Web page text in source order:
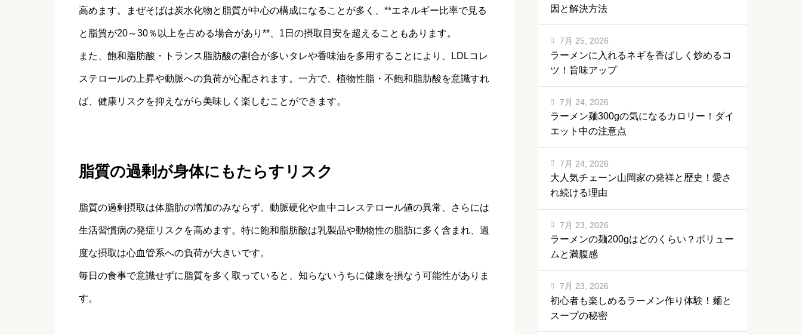
高めます。まぜそばは炭水化物と脂質が中心の構成になることが多く、**エネルギー比率で見る
と脂質が20～30％以上を占める場合があり**、1日の摂取目安を超えることもあります。
また、飽和脂肪酸・トランス脂肪酸の割合が多いタレや香味油を多用することにより、LDLコレ
ステロールの上昇や動脈への負荷が心配されます。一方で、植物性脂・不飽和脂肪酸を意識すれ
ば、健康リスクを抑えながら美味しく楽しむことができます。
脂質の過剰が身体にもたらすリスク
脂質の過剰摂取は体脂肪の増加のみならず、動脈硬化や血中コレステロール値の異常、さらには
生活習慣病の発症リスクを高めます。特に飽和脂肪酸は乳製品や動物性の脂肪に多く含まれ、過
度な摂取は心血管系への負荷が大きいです。
毎日の食事で意識せずに脂質を多く取っていると、知らないうちに健康を損なう可能性がありま
す。
因と解決方法
ラーメンに入れるネギを香ばしく炒めるコ
ツ！旨味アップ
7月 25, 2026
ラーメン麺300gの気になるカロリー！ダイ
エット中の注意点
7月 24, 2026
大人気チェーン山岡家の発祥と歴史！愛さ
れ続ける理由
7月 24, 2026
ラーメンの麺200gはどのくらい？ボリュー
ムと満腹感
7月 23, 2026
初心者も楽しめるラーメン作り体験！麺と
スープの秘密
7月 23, 2026